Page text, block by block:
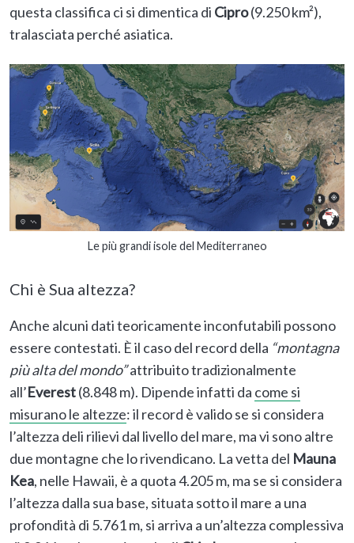
questa classifica ci si dimentica di Cipro(9.250 km²),
tralasciata perché asiatica.
Le più grandi isole del Mediterraneo
Chi è Sua altezza?
Anche alcuni dati teoricamente inconfutabili possono
essere contestati. È il caso del record della “montagna
più alta del mondo”attribuito tradizionalmente
all’Everest(8.848 m). Dipende infatti da come si
misurano le altezze: il record è valido se si considera
l’altezza deli rilievi dal livello del mare, ma vi sono altre
due montagne che lo rivendicano. La vetta del Mauna
Kea, nelle Hawaii, è a quota 4.205 m, ma se si considera
l’altezza dalla sua base, situata sotto il mare a una
profondità di 5.761 m, si arriva a un’altezza complessiva